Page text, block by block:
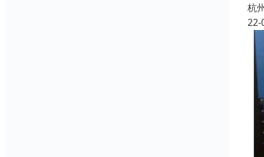
杭
22-